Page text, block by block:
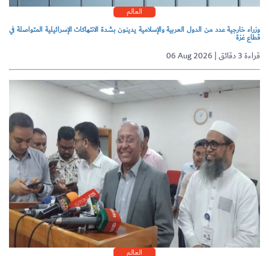
العالم
وزراء خارجية عدد من الدول العربية والإسلامية يدينون بشدة الانتهاكات الإسرائيلية المتواصلة في
قطاع غزة
06 Aug 2026 | قراءة 3 دقائق
العالم